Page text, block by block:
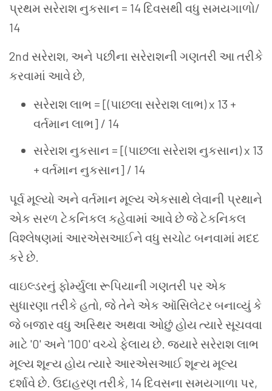
પ્રથમ સરેરાશનુકસાન = 14 દિવસથી વધુ સમયગાળો/
14
2nd સરેરાશ, અને પછીના સરેરાશની ગણતરી આતરીકે
કરવામાં આવે છે,
સરેરાશલાભ = [(પાછલા સરેરાશલાભ) x 13 +
વર્તમાન લાભ] / 14
સરેરાશનુકસાન = [(પાછલા સરેરાશનુકસાન) x 13
+ વર્તમાન નુકસાન] / 14
પૂર્વમૂલ્યો અને વર્તમાન મૂલ્ય એકસાથેલેવાની પ્રથાને
એક સરળ ટેકનિકલકહેવામાં આવે છેજેટેકનિકલ
વિશ્લેષણમાં આરએસઆઈને વધુ સચોટ બનવામાં મદદ
કરે છે.
વાઇલ્ડરનું ફોર્મ્યુલા રૂપિયાની ગણતરી પર એક
સુધારણા તરીકેહતો, જેતેને એક ઑસિલેટરબનાવ્યુંકે
જેબજારવધુ અસ્થિર અથવા ઓછુંહોયત્યારે સૂચવવા
માટે '0' અને '100' વચ્ચે ફેલાય છે. જ્યારે સરેરાશલાભ
મૂલ્યશૂન્યહોયત્યારે આરએસઆઈશૂન્યમૂલ્ય
દર્શાવે છે. ઉદાહરણતરીકે, 14 દિવસના સમયગાળા પર,